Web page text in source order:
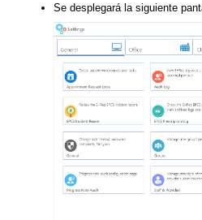
Se desplegará la siguiente